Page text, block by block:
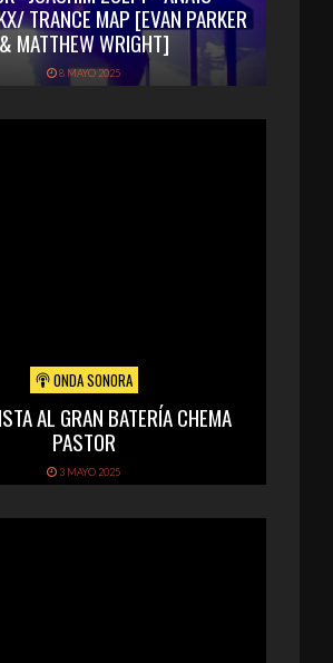
TRANCE MAP [EVAN PARKER
& MATTHEW WRIGHT]
8 MAYO 2025
ONDA SONORA
AL GRAN BATERÍA CHEMA
PASTOR
3 MAYO 2025